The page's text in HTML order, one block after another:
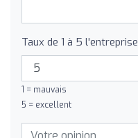
Taux de 1 à 5 l'entreprise
1 = mauvais
5 = excellent